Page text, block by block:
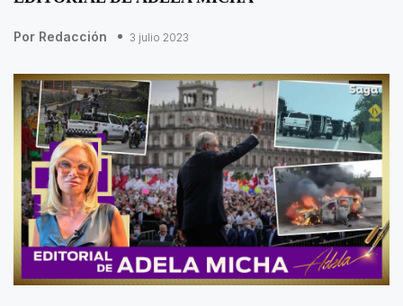
Por Redacción 3 julio 2023